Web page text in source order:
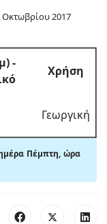
Οκτωβρίου 2017
-
Χρήση
Γεωργική
Πέμπτη, ώρα